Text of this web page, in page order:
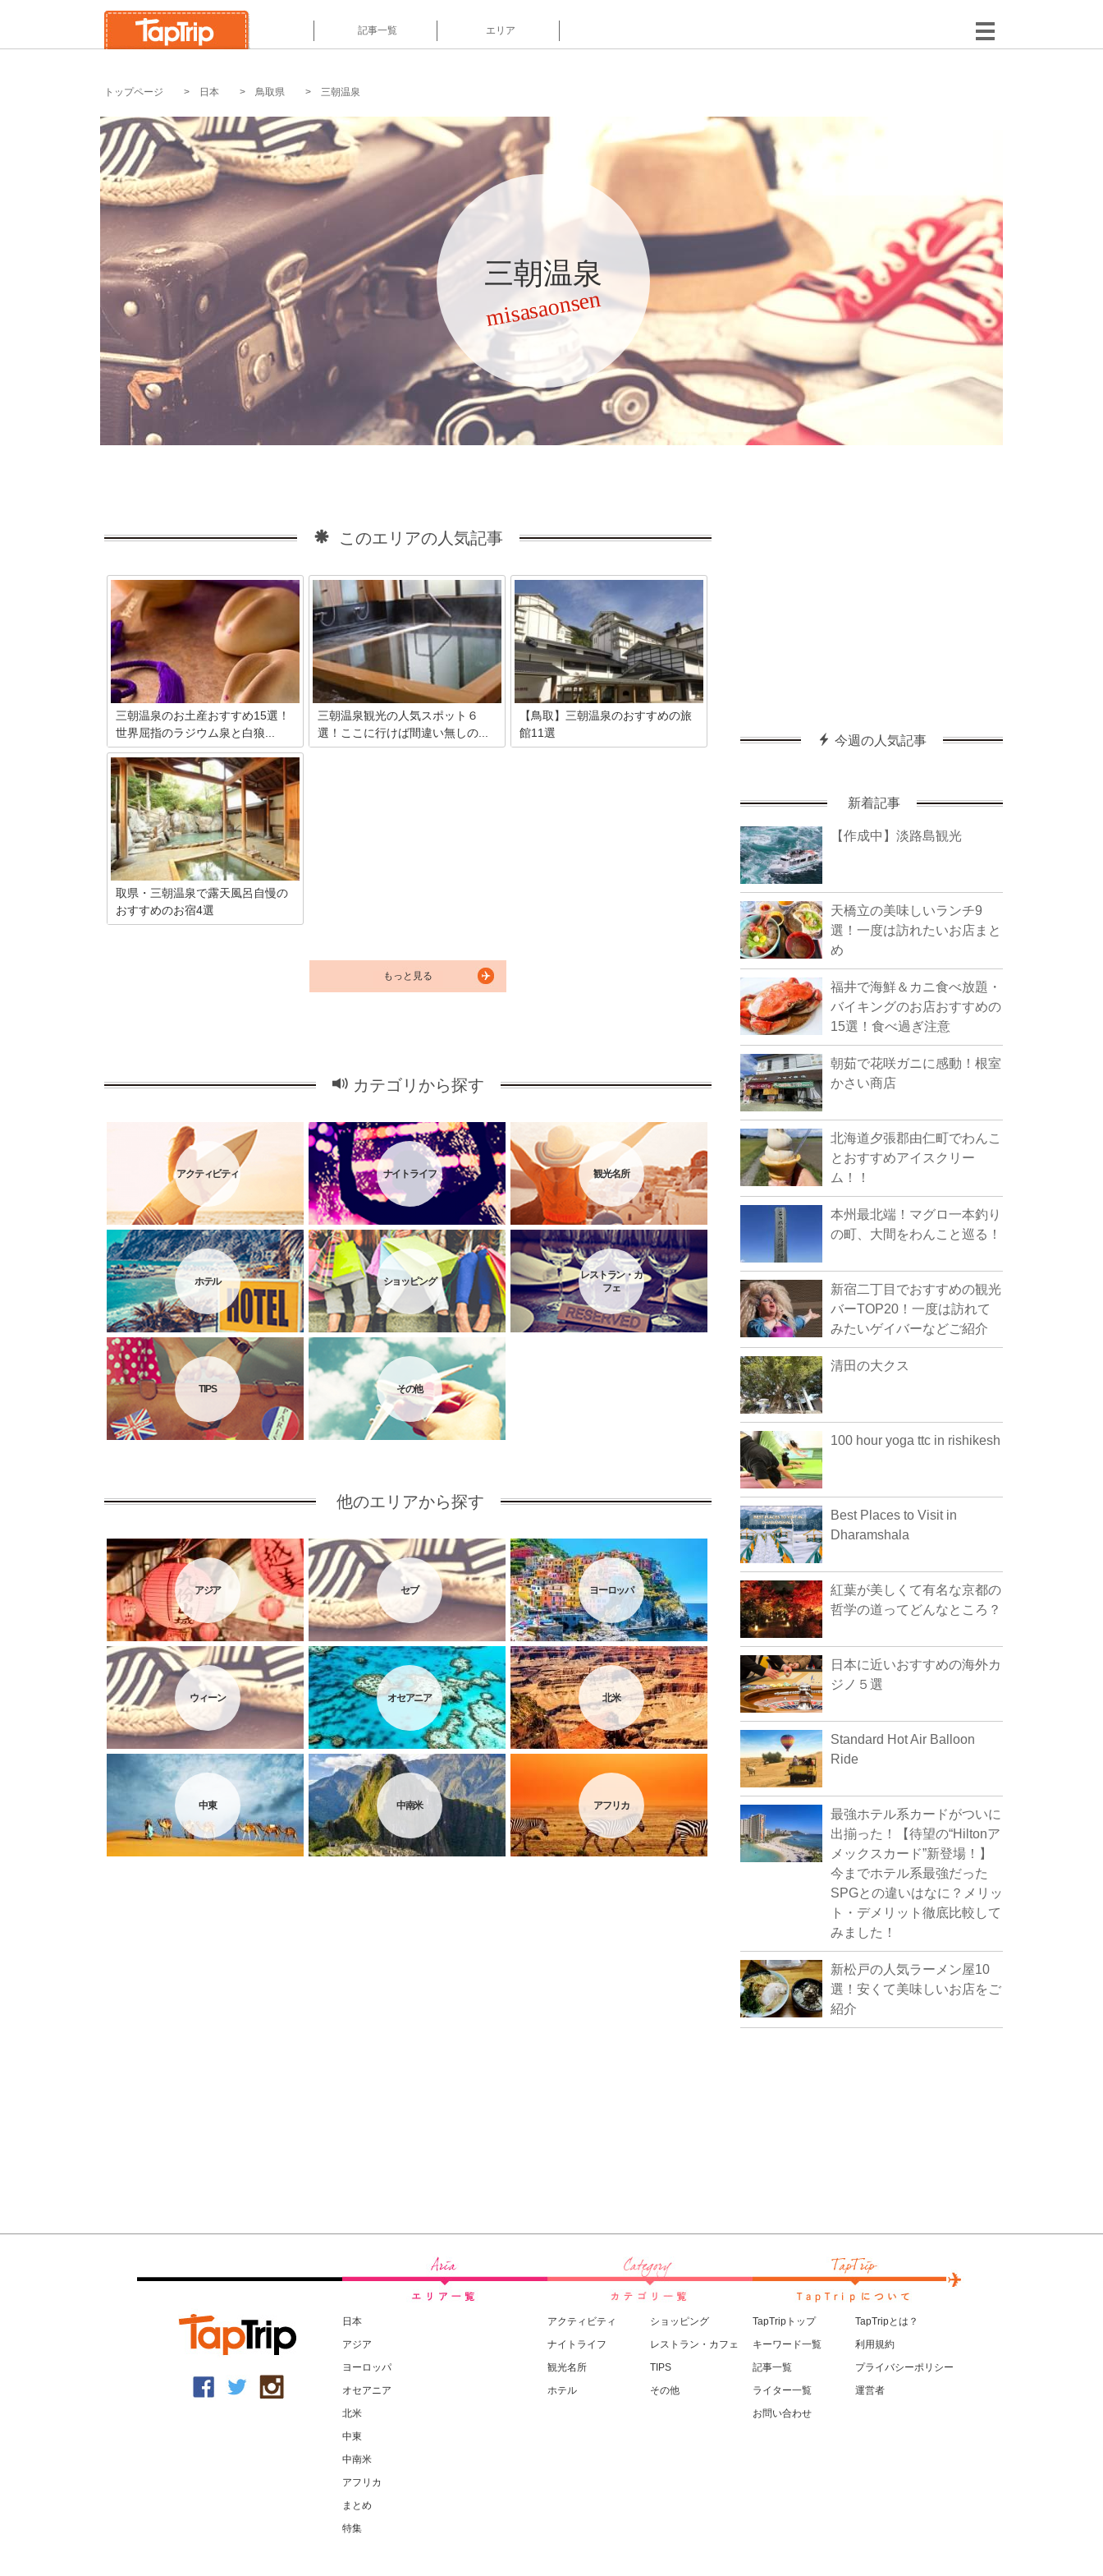
記事一覧 エリア
トップページ 日本 鳥取県 三朝温泉
三朝温泉
misasaonsen
このエリアの人気記事
三朝温泉のお土産おすすめ15選！
世界屈指のラジウム泉と白狼...
心と身体を芯から癒してくれるのが三朝
の湯です。三たび朝を迎えた時には、元
気になっているといわれているのが三朝
温泉。温泉街ではどこか懐かしい、昔な
がらの湯治場の雰囲気が漂います。三朝
温泉を含んだ鳥取のおすすめのお土産を
15選でご紹介します。
三朝温泉観光の人気スポット６
選！ここに行けば間違い無しの...
【鳥取】三朝温泉のおすすめの旅
館11選
取県・三朝温泉で露天風呂自慢の
おすすめのお宿4選
もっと見る
カテゴリから探す
アクティビティ ナイトライフ 観光名所
ホテル ショッピング
レストラン・カ
フェ
TIPS その他
他のエリアから探す
アジア セブ ヨーロッパ
ウィーン オセアニア 北米
中東 中南米 アフリカ
今週の人気記事
新着記事
【作成中】淡路島観光
天橋立の美味しいランチ9
選！一度は訪れたいお店まと
め
福井で海鮮＆カニ食べ放題・
バイキングのお店おすすめの
15選！食べ過ぎ注意
朝茹で花咲ガニに感動！根室
かさい商店
北海道夕張郡由仁町でわんこ
とおすすめアイスクリー
ム！！
本州最北端！マグロ一本釣り
の町、大間をわんこと巡る！
新宿二丁目でおすすめの観光
バーTOP20！一度は訪れて
みたいゲイバーなどご紹介
清田の大クス
100 hour yoga ttc in rishikesh
Best Places to Visit in
Dharamshala
紅葉が美しくて有名な京都の
哲学の道ってどんなところ？
日本に近いおすすめの海外カ
ジノ５選
Standard Hot Air Balloon
Ride
最強ホテル系カードがついに
出揃った！【待望の“Hiltonア
メックスカード”新登場！】
今までホテル系最強だった
SPGとの違いはなに？メリッ
ト・デメリット徹底比較して
みました！
新松戸の人気ラーメン屋10
選！安くて美味しいお店をご
紹介
日本
アジア
ヨーロッパ
オセアニア
北米
中東
中南米
アフリカ
まとめ
特集
アクティビティ
ナイトライフ
観光名所
ホテル
ショッピング
レストラン・カフェ
TIPS
その他
TapTripトップ
キーワード一覧
記事一覧
ライター一覧
お問い合わせ
TapTripとは？
利用規約
プライバシーポリシー
運営者